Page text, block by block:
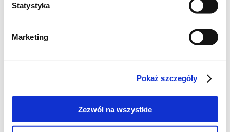
Statystyka
Marketing
Pokaż szczegóły
Zezwól na wszystkie
Składniki na nadzienie:
100 g chałwy
2 łyżki soku z cytryny
Rozpuścić masło, dodać mleko i podgrzać.